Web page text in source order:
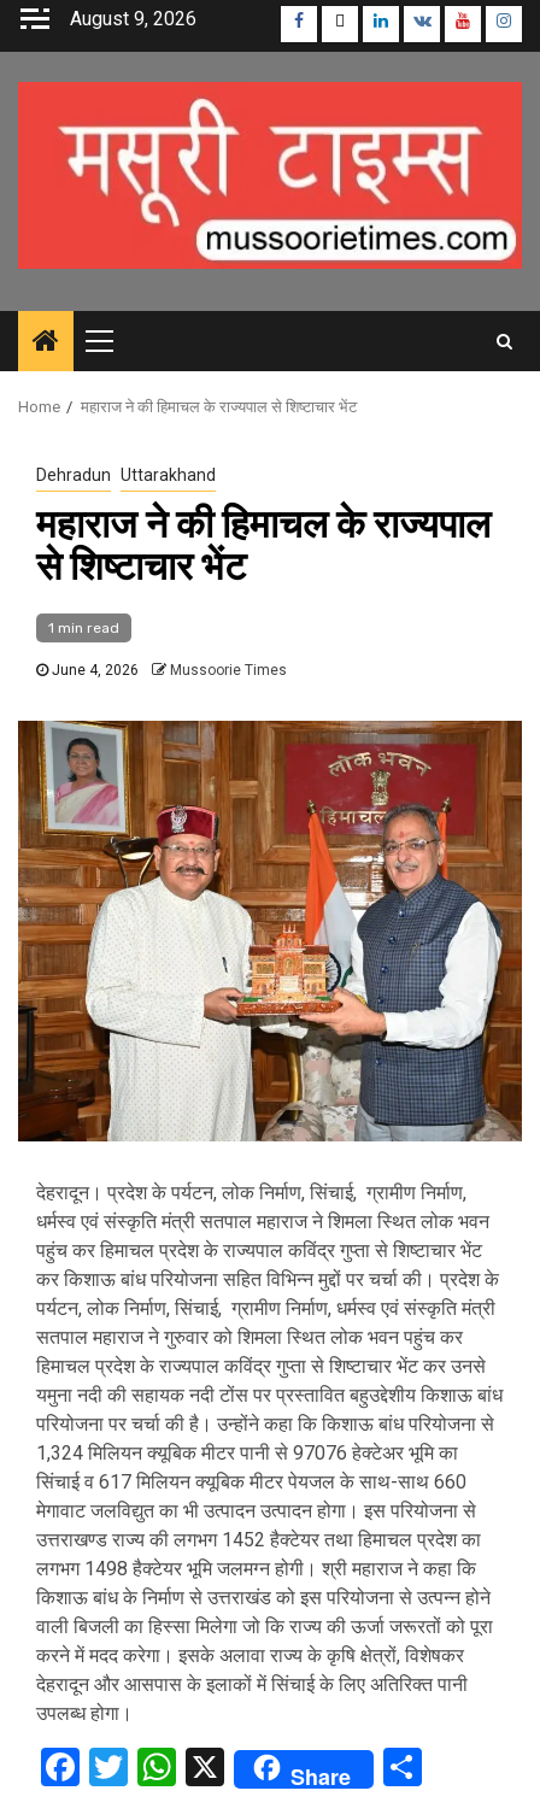
Skip
August 9, 2026 Facebook
TwitterLinkedin
VK Youtube
Primary
Menu
Home महाराज ने की हिमाचल के राज्यपाल से शिष्टाचार भेंट
Dehradun Uttarakhand
महाराज ने की हिमाचल के राज्यपाल
से शिष्टाचार भेंट
1 min read
June 4, 2026 Mussoorie Times
देहरादून। प्रदेश के पर्यटन, लोक निर्माण, सिंचाई, ग्रामीण निर्माण,
धर्मस्व एवं संस्कृति मंत्री सतपाल महाराज ने शिमला स्थित लोक भवन
पहुंच कर हिमाचल प्रदेश के राज्यपाल कविंद्र गुप्ता से शिष्टाचार भेंट
कर किशाऊ बांध परियोजना सहित विभिन्न मुद्दों पर चर्चा की। प्रदेश के
पर्यटन, लोक निर्माण, सिंचाई, ग्रामीण निर्माण, धर्मस्व एवं संस्कृति मंत्री
सतपाल महाराज ने गुरुवार को शिमला स्थित लोक भवन पहुंच कर
हिमाचल प्रदेश के राज्यपाल कविंद्र गुप्ता से शिष्टाचार भेंट कर उनसे
यमुना नदी की सहायक नदी टोंस पर प्रस्तावित बहुउद्देशीय किशाऊ बांध
परियोजना पर चर्चा की है। उन्होंने कहा कि किशाऊ बांध परियोजना से
1,324 मिलियन क्यूबिक मीटर पानी से 97076 हेक्टेअर भूमि का
सिंचाई व 617 मिलियन क्यूबिक मीटर पेयजल के साथ-साथ 660
मेगावाट जलविद्युत का भी उत्पादन उत्पादन होगा। इस परियोजना से
उत्तराखण्ड राज्य की लगभग 1452 हैक्टेयर तथा हिमाचल प्रदेश का
लगभग 1498 हैक्टेयर भूमि जलमग्न होगी। श्री महाराज ने कहा कि
किशाऊ बांध के निर्माण से उत्तराखंड को इस परियोजना से उत्पन्न होने
वाली बिजली का हिस्सा मिलेगा जो कि राज्य की ऊर्जा जरूरतों को पूरा
करने में मदद करेगा। इसके अलावा राज्य के कृषि क्षेत्रों, विशेषकर
देहरादून और आसपास के इलाकों में सिंचाई के लिए अतिरिक्त पानी
उपलब्ध होगा।
Facebook
TwitterWhatsApp
X Share